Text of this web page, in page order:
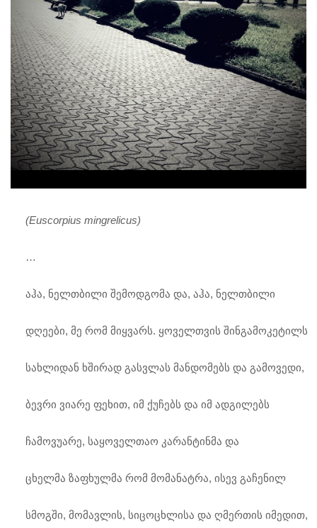
(Euscorpius mingrelicus)
…
აჰა, ნელთბილი შემოდგომა და, აჰა, ნელთბილი
დღეები, მე რომ მიყვარს. ყოველთვის შინგამოკეტილს
სახლიდან ხშირად გასვლას მანდომებს და გამოვედი,
ბევრი ვიარე ფეხით, იმ ქუჩებს და იმ ადგილებს
ჩამოვუარე, საყოველთაო კარანტინმა და
ცხელმა ზაფხულმა რომ მომანატრა, ისევ გაჩენილ
სმოგში, მომავლის, სიცოცხლისა და ღმერთის იმედით,